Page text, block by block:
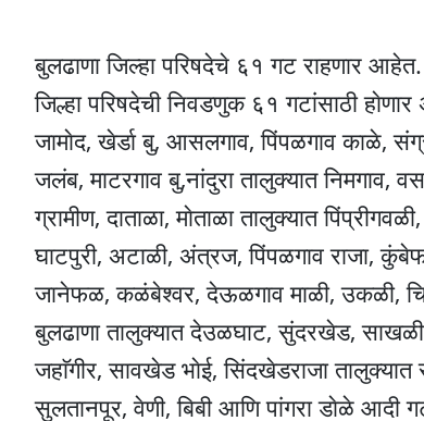
बुलढाणा जिल्‍हा परिषदेचे ६१ गट राहणार
जिल्हा परिषदेची निवडणुक ६१ गटांसाठी
जामाेद, खेर्डा बु, आसलगाव, पिंपळगाव काळे,
जलंब, माटरगाव बु,नांदुरा तालुक्यात निमगाव,
ग्रामीण, दाताळा, माेताळा तालुक्यात
घाटपुरी, अटाळी, अंत्रज, पिंपळगाव राजा,
जानेफळ, कळंबेश्वर, देऊळगाव माळी, उकळी,
बुलढाणा तालुक्यात देउळघाट, सुंदरखेड,
जहाॅगीर, सावखेड भाेई, सिंदखेडराजा तालुक्यात
सुलतानपूर, वेणी, बिबी आणि पांगरा डाेळे आदी